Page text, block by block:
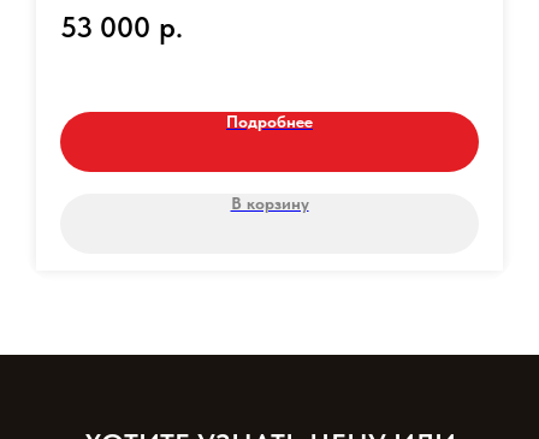
микроклимата и естественного освещения.
53 000 р.
Подробнее
В корзину